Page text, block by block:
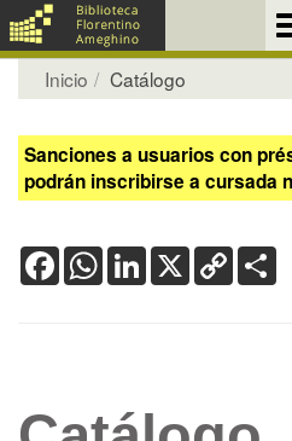
Inicio Catálogo
Sanciones a usuarios con
podrán inscribirse a cursada
FacebookWhatsApp
LinkedIn
X Copy
Link